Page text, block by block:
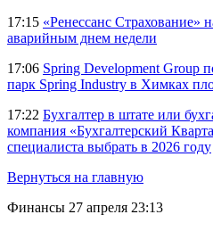
17:15 «Ренессанс Страхование»
аварийным днем недели
17:06 Spring Development Group
парк Spring Industry в Химках
17:22 Бухгалтер в штате или
компания «Бухгалтерский
специалиста выбрать в 2026 году
Вернуться на главную
Финансы 27 апреля 23:13